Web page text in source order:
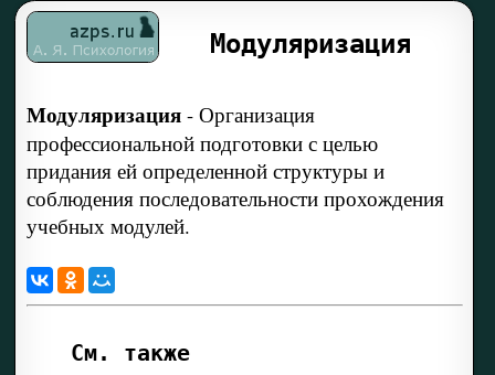
Модуляризация
Модуляризация- Организация
профессиональной подготовки с целью
придания ей определенной структуры и
соблюдения последовательности прохождения
учебных модулей.
См. также